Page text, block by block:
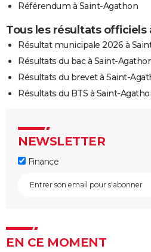
Référendum à Saint-Agathon
Tous les résultats officiels
Résultat municipale 2026 à
Résultats du bac à Saint-
Résultats du brevet à Saint-
Résultats du BTS à Saint-
NEWSLETTER
Finance
EN CE MOMENT